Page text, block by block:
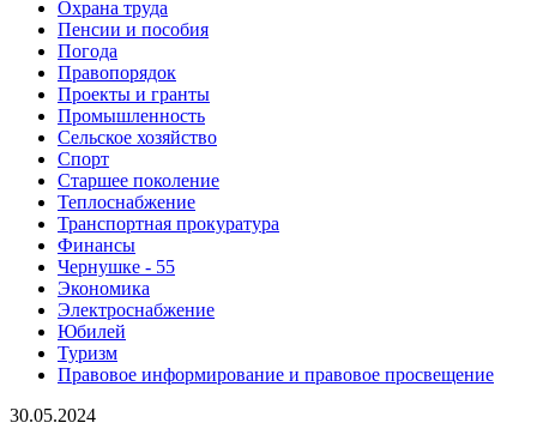
Охрана труда
Пенсии и пособия
Погода
Правопорядок
Проекты и гранты
Промышленность
Сельское хозяйство
Спорт
Старшее поколение
Теплоснабжение
Транспортная прокуратура
Финансы
Чернушке - 55
Экономика
Электроснабжение
Юбилей
Туризм
Правовое информирование и правовое просвещение
30.05.2024